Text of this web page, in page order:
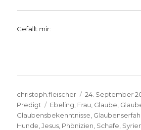
Gefällt mir:
Autor
christoph.fleischer
Veröffentlicht
am
24. September
Predigt
Schlagwörter
Ebeling Frau Glaube
Glaubensbekenntnisse
Hunde ,Jesus Phönizien Schafe